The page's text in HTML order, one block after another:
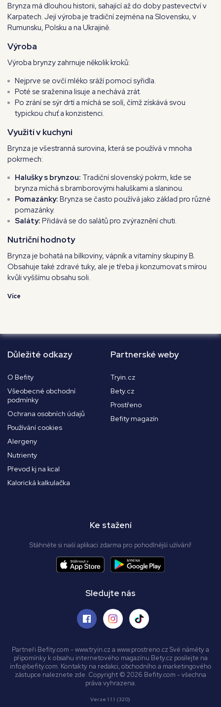
Brynza má dlouhou historii, sahající až do doby pastevectví v
Karpatech. Její výroba je tradiční zejména na Slovensku, v
Rumunsku, Polsku a na Ukrajině.
Výroba
Výroba brynzy zahrnuje několik kroků:
Nejprve se ovčí mléko sráží pomocí syřidla.
Poté se sraženina lisuje a nechává zrát.
Po zrání se sýr drtí a míchá se solí, čímž získává svou
typickou chuť a konzistenci.
Využití v kuchyni
Brynza je všestranná surovina, která se používá v mnoha
pokrmech:
Halušky s brynzou: Tradiční slovenský pokrm, kde se
brynza míchá s bramborovými haluškami a slaninou.
Pomazánky: Brynza se často používá jako základ pro různé
pomazánky.
Saláty: Přidává se do salátů pro zvýraznění chuti.
Nutriční hodnoty
Brynza je bohatá na bílkoviny, vápník a vitamíny skupiny B.
Obsahuje také zdravé tuky, ale je třeba ji konzumovat s mírou
kvůli vyššímu obsahu soli.
Více
Důležité odkazy
O Befity
Všeobecné obchodní
podmínky
Ochrana osobních údajů
Používání cookies
Alergeny
Nutrienty
Převod kj na kcal
Kalorická kalkulačka
Partnerské weby
Tryin.cz
Bety.cz
Prostřeno
Befity magazín
Ke stažení
Stáhněte si naší aplikaci zdarma pro pohodlnější užívání!
Sledujte nás
Partneři Befity.com - www.tryin.cz a www.prostreno.cz Své náměty a
připomínky k obsahu internetového magazínu Bety.cz posílejte na
info@befity.com. Kontakty na redakci, obchodního a marketingového
zástupce naleznete zde. Copyright © 2026 Befity.com - všechna
práva vyhrazena.
Verze 1.1.1 (320)